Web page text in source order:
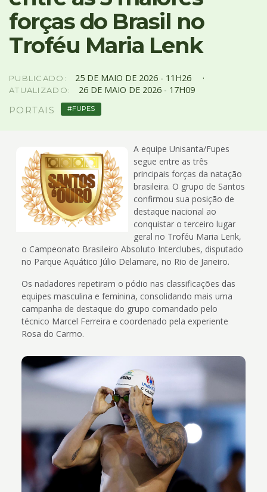
Acessibilidade
forças do Brasil no
Troféu Maria Lenk
PUBLICADO: 25 DE MAIO DE 2026 - 11H26
ATUALIZADO: 26 DE MAIO DE 2026 - 17H09
PORTAIS FUPES
A equipe Unisanta/Fupes
segue entre as três
principais forças da natação
brasileira. O grupo de Santos
confirmou sua posição de
destaque nacional ao
conquistar o terceiro lugar
geral no Troféu Maria Lenk,
o Campeonato Brasileiro Absoluto Interclubes, disputado
no Parque Aquático Júlio Delamare, no Rio de Janeiro.
Os nadadores repetiram o pódio nas classificações das
equipes masculina e feminina, consolidando mais uma
campanha de destaque do grupo comandado pelo
técnico Marcel Ferreira e coordenado pela experiente
Rosa do Carmo.